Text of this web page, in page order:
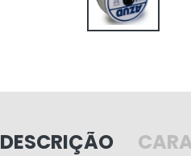
DESCRIÇÃO